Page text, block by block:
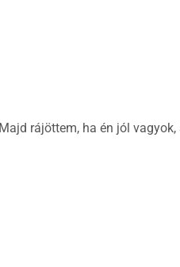
rájöttem, ha én jól